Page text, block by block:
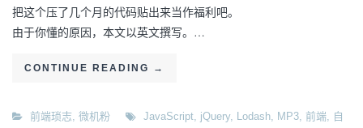
把这个压了几个月的代码贴出来当作福利吧。
由于你懂的原因，本文以英文撰写。…
CONTINUE READING →
前端琐志, 微机粉 JavaScript, jQuery, Lodash, MP3, 前端, 自